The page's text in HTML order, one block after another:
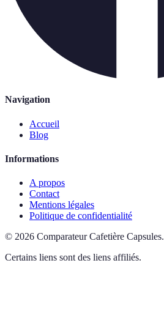
Navigation
Accueil
Blog
Informations
A propos
Contact
Mentions légales
Politique de confidentialité
© 2026 Comparateur Cafetière Capsules.
Certains liens sont des liens affiliés.